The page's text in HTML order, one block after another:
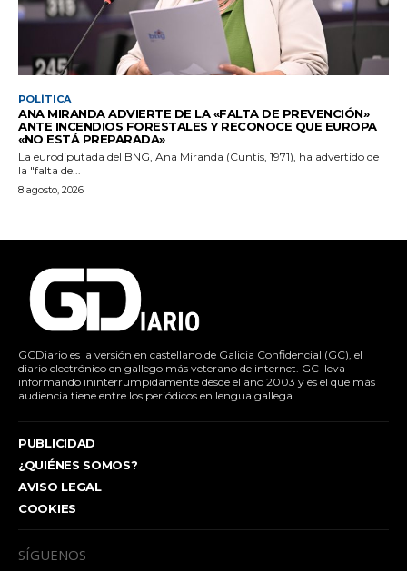
POLÍTICA
ANA MIRANDA ADVIERTE DE LA «FALTA DE PREVENCIÓN»
ANTE INCENDIOS FORESTALES Y RECONOCE QUE EUROPA
«NO ESTÁ PREPARADA»
La eurodiputada del BNG, Ana Miranda (Cuntis, 1971), ha advertido de
la "falta de...
8 agosto, 2026
GCDiario es la versión en castellano de Galicia Confidencial (GC), el
diario electrónico en gallego más veterano de internet. GC lleva
informando ininterrumpidamente desde el año 2003 y es el que más
audiencia tiene entre los periódicos en lengua gallega.
PUBLICIDAD
¿QUIÉNES SOMOS?
AVISO LEGAL
COOKIES
SÍGUENOS